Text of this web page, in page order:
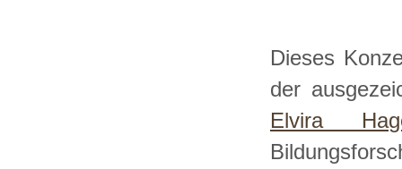
Dieses
der
Elvira